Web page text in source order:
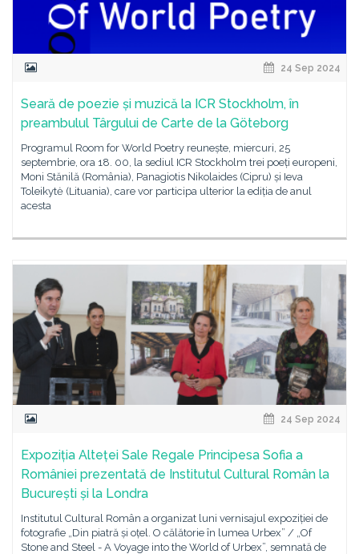
24 Sep 2024
Seară de poezie și muzică la ICR Stockholm, în
preambulul Târgului de Carte de la Göteborg
Programul Room for World Poetry reunește, miercuri, 25
septembrie, ora 18. 00, la sediul ICR Stockholm trei poeți europeni,
Moni Stănilă (România), Panagiotis Nikolaides (Cipru) și Ieva
Toleikytė (Lituania), care vor participa ulterior la ediția de anul
acesta
24 Sep 2024
Expoziția Alteței Sale Regale Principesa Sofia a
României prezentată de Institutul Cultural Român la
București și la Londra
Institutul Cultural Român a organizat luni vernisajul expoziției de
fotografie „Din piatră și oțel. O călătorie în lumea Urbex” / „Of
Stone and Steel - A Voyage into the World of Urbex”, semnată de